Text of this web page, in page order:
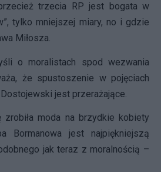
trzecia RP jest bogata w
tylko mniejszej miary, no i gdzie
Miłosza.
o moralistach spod wezwania
że spustoszenie w pojęciach
jest przerażające.
moda na brzydkie kobiety
Bormanowa jest najpiękniejszą
jak teraz z moralnością –